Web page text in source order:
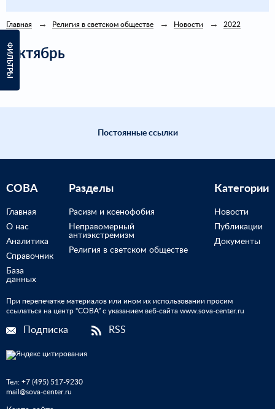
ФИЛЬТРЫ
Главная Религия в светском обществе Новости 2022
Октябрь
Постоянные ссылки
СОВА
Главная
О нас
Аналитика
Справочник
База
данных
Разделы
Расизм и ксенофобия
Неправомерный
антиэкстремизм
Религия в светском обществе
Категории
Новости
Публикации
Документы
При перепечатке материалов или ином их использовании просим
ссылаться на центр “СОВА” с указанием веб-сайта www.sova-center.ru
Подписка RSS
Тел: +7 (495) 517-9230
mail@sova-center.ru